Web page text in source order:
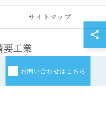
お問い合わせはこちら
サイトマップ
要工業 ALL RIGHTS RESERVED.